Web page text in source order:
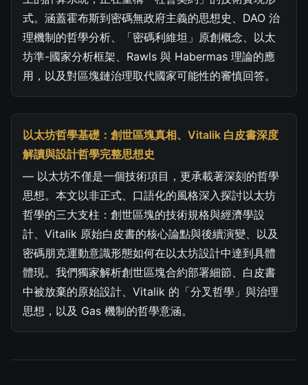
式。涵蓋霍布斯到密碼無政府主義的思想史、DAO 治
理機制的哲學分析、「密碼利維坦」原創概念、以太
坊準-國家分析框架、Rawls 與 Habermas 理論的應
用，以及對區塊鏈治理取代國家可能性的審慎回答。
以太坊哲學基礎：創世區塊真相、Vitalik 白皮書深度
解讀與設計哲學完整思想史
— 以太坊不僅是一個技術項目，更承載著深刻的哲學
思想。本文以非正式、口語化的風格深入探討以太坊
哲學的三大支柱：創世區塊的技術規格與經濟學設
計、Vitalik 原始白皮書的核心論點與後續演變、以及
密碼朋克運動意識形態如何在以太坊設計中達到具體
體現。我們獨家解析創世區塊合約部署細節、白皮書
中被放棄的原始設計、Vitalik 的「分叉哲學」與治理
思想，以及 Gas 機制的哲學意涵。